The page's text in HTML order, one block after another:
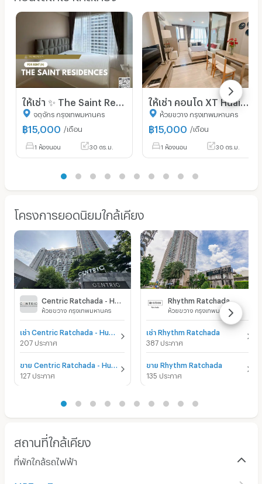
จตุจักร กรุงเทพมหานคร
฿15,000 /เดือน
1 ห้องนอน 30 ตร.ม.
ให้เช่า คอนโด XT Huaikwang เฟอร์นิเจอร์และเครื่องใช้ไฟฟ้าครบ ห้องสวยมากก
ห้วยขวาง กรุงเทพมหานคร
฿15,000 /เดือน
1 ห้องนอน 30 ตร.ม.
โครงการยอดนิยมใกล้เคียง
ห้วยขวาง กรุงเทพมหานคร
เช่า Centric Ratchada - Huai Khwang
207 ประกาศ
ขาย Centric Ratchada - Huai Khwang
127 ประกาศ
Rhythm Ratchada
ห้วยขวาง กรุงเทพมหานคร
เช่า Rhythm Ratchada
387 ประกาศ
ขาย Rhythm Ratchada
135 ประกาศ
สถานที่ใกล้เคียง
ที่พักใกล้รถไฟฟ้า